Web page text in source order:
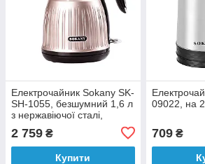
Електрочайник Sokany SK-
SH-1055, безшумний 1,6 л
з нержавіючої сталі,
2 759 ₴
Купити
09022, на
709₴